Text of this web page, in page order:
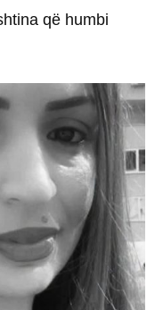
që humbi